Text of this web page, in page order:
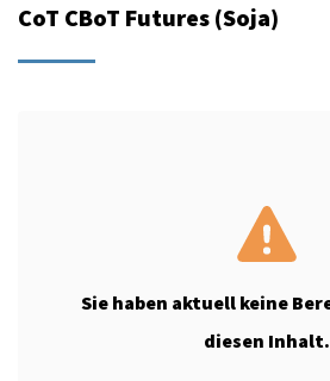
CoT CBoT Futures (Soja)
Sie haben aktuell keine
diesen Inhalt.